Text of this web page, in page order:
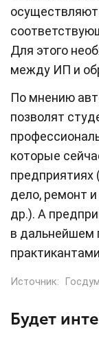
Для этого
между ИП и
По мнению
позволят
которые
предприятиях
дело, ремонт
др.). А
в дальнейшем
Источник:
Будет